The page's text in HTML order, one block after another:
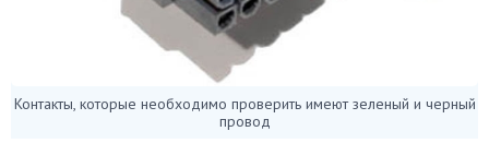
Контакты, которые необходимо проверить имеют зеленый и черный
провод